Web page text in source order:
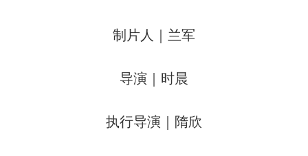
制片人｜兰军
导演｜时晨
执行导演｜隋欣